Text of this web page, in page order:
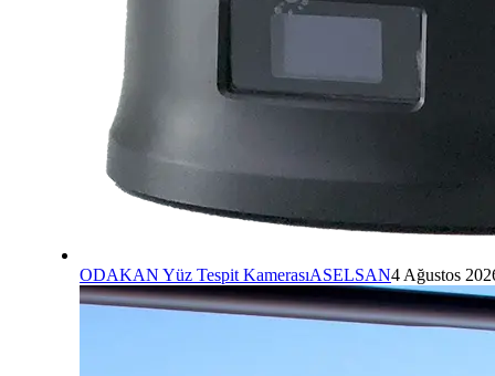
ODAKAN Yüz Tespit KamerasıASELSAN4 Ağustos